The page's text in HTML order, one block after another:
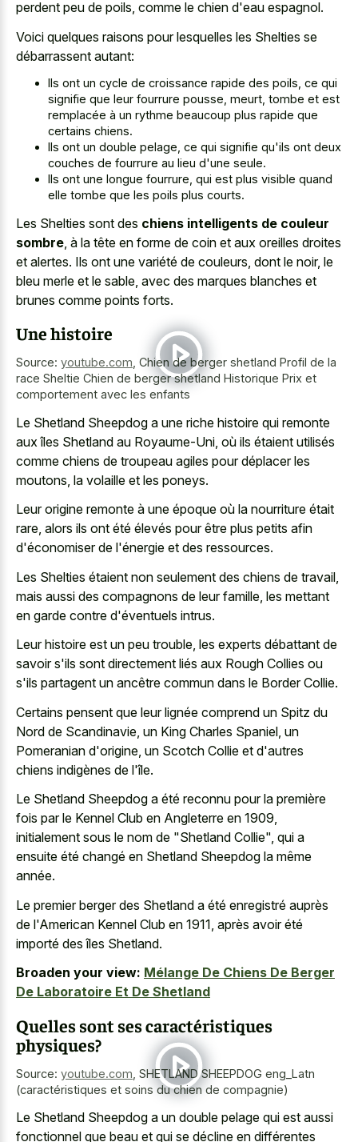
perdent peu de poils, comme le chien d'eau espagnol.
Voici quelques raisons pour lesquelles les Shelties se
débarrassent autant:
Ils ont un cycle de croissance rapide des poils, ce qui
signifie que leur fourrure pousse, meurt, tombe et est
remplacée à un rythme beaucoup plus rapide que
certains chiens.
Ils ont un double pelage, ce qui signifie qu'ils ont deux
couches de fourrure au lieu d'une seule.
Ils ont une longue fourrure, qui est plus visible quand
elle tombe que les poils plus courts.
Les Shelties sont des chiens intelligents de couleur
sombre , à la tête en forme de coin et aux oreilles droites
et alertes. Ils ont une variété de couleurs, dont le noir, le
bleu merle et le sable, avec des marques blanches et
brunes comme points forts.
Une histoire
Source: youtube.com Chien de berger shetland Profil de la
race Sheltie Chien de berger shetland Historique Prix et
comportement avec les enfants
Le Shetland Sheepdog a une riche histoire qui remonte
aux îles Shetland au Royaume-Uni, où ils étaient utilisés
comme chiens de troupeau agiles pour déplacer les
moutons, la volaille et les poneys.
Leur origine remonte à une époque où la nourriture était
rare, alors ils ont été élevés pour être plus petits afin
d'économiser de l'énergie et des ressources.
Les Shelties étaient non seulement des chiens de travail,
mais aussi des compagnons de leur famille, les mettant
en garde contre d'éventuels intrus.
Leur histoire est un peu trouble, les experts débattant de
savoir s'ils sont directement liés aux Rough Collies ou
s'ils partagent un ancêtre commun dans le Border Collie.
Certains pensent que leur lignée comprend un Spitz du
Nord de Scandinavie, un King Charles Spaniel, un
Pomeranian d'origine, un Scotch Collie et d'autres
chiens indigènes de l'île.
Le Shetland Sheepdog a été reconnu pour la première
fois par le Kennel Club en Angleterre en 1909,
initialement sous le nom de "Shetland Collie", qui a
ensuite été changé en Shetland Sheepdog la même
année.
Le premier berger des Shetland a été enregistré auprès
de l'American Kennel Club en 1911, après avoir été
importé des îles Shetland.
Broaden your view: Mélange De Chiens De Berger
De Laboratoire Et De Shetland
Quelles sont ses caractéristiques
physiques?
Source: youtube.com SHETLAND SHEEPDOG eng_Latn
(caractéristiques et soins du chien de compagnie)
Le Shetland Sheepdog a un double pelage qui est aussi
fonctionnel que beau et qui se décline en différentes